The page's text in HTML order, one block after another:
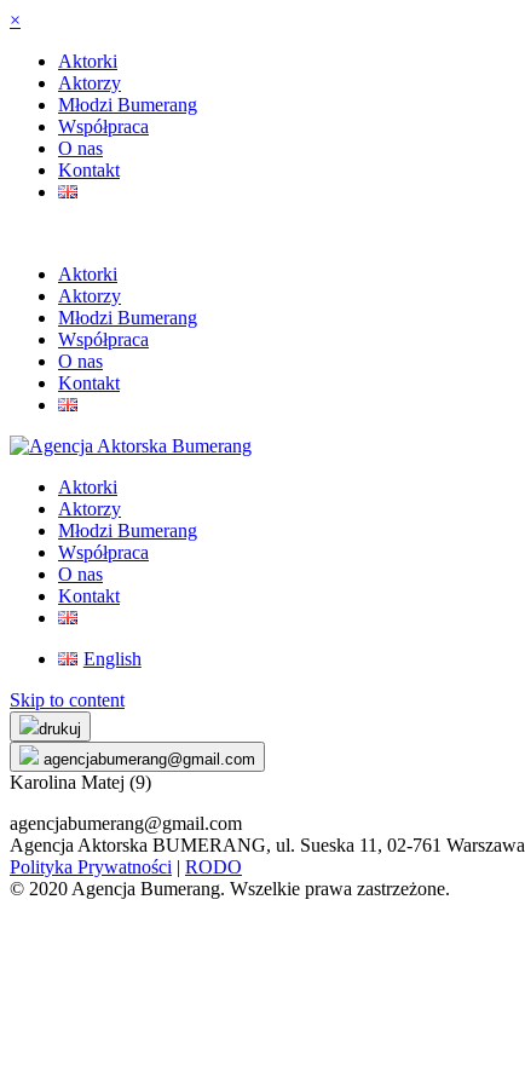
×
Aktorki
Aktorzy
Młodzi Bumerang
Współpraca
O nas
Kontakt
Aktorki
Aktorzy
Młodzi Bumerang
Współpraca
O nas
Kontakt
Aktorki
Aktorzy
Młodzi Bumerang
Współpraca
O nas
Kontakt
English
Skip to content
drukuj
agencjabumerang@gmail.com
Karolina Matej (9)
agencjabumerang@gmail.com
Agencja Aktorska BUMERANG, ul. Sueska 11, 02-761 Warszawa
Polityka Prywatności | RODO
© 2020 Agencja Bumerang. Wszelkie prawa zastrzeżone.